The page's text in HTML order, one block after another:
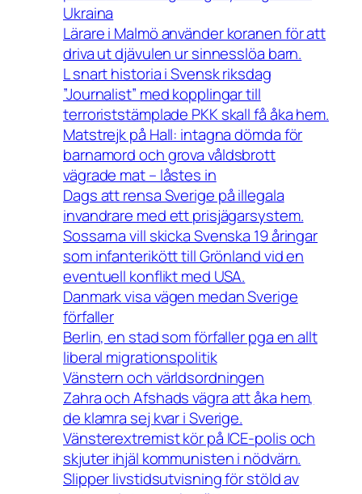
Ukraina
Lärare i Malmö använder koranen för att
driva ut djävulen ur sinnesslöa barn.
L snart historia i Svensk riksdag
”Journalist” med kopplingar till
terroriststämplade PKK skall få åka hem.
Matstrejk på Hall: intagna dömda för
barnamord och grova våldsbrott
vägrade mat – låstes in
Dags att rensa Sverige på illegala
invandrare med ett prisjägarsystem.
Sossarna vill skicka Svenska 19 åringar
som infanterikött till Grönland vid en
eventuell konflikt med USA.
Danmark visa vägen medan Sverige
förfaller
Berlin, en stad som förfaller pga en allt
liberal migrationspolitik
Vänstern och världsordningen
Zahra och Afshads vägra att åka hem,
de klamra sej kvar i Sverige.
Vänsterextremist kör på ICE-polis och
skjuter ihjäl kommunisten i nödvärn.
Slipper livstidsutvisning för stöld av